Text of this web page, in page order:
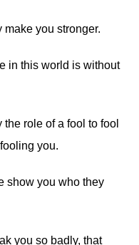
you stronger.
in this world is without
role of a fool to fool
you.
show you who they
you so badly, that